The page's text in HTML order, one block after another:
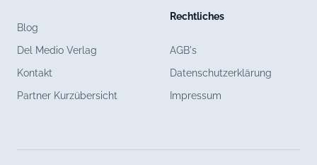
Blog
Del Medio Verlag
Kontakt
Partner Kurzübersicht
Rechtliches
AGB's
Datenschutzerklärung
Impressum